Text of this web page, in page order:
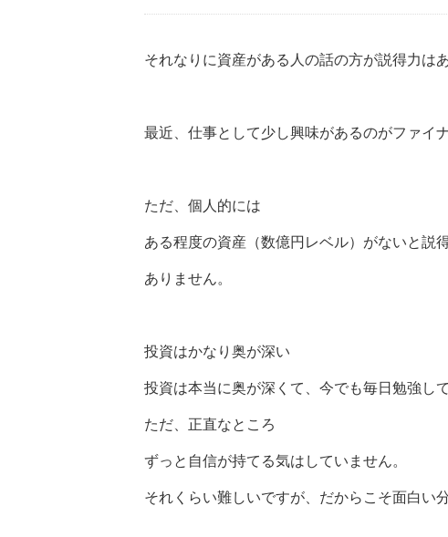
それなりに資産がある人の話の方が説得力は
最近、仕事として少し興味があるのがファイ
ただ、個人的には
ある程度の資産（数億円レベル）がないと説
ありません。
投資はかなり奥が深い
投資は本当に奥が深くて、今でも毎日勉強して
ただ、正直なところ
ずっと自信が持てる気はしていません。
それくらい難しいですが、だからこそ面白い